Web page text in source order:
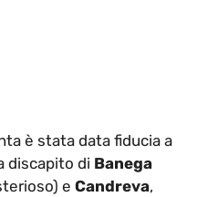
è stata data fiducia a
discapito di Banega
e Candreva,